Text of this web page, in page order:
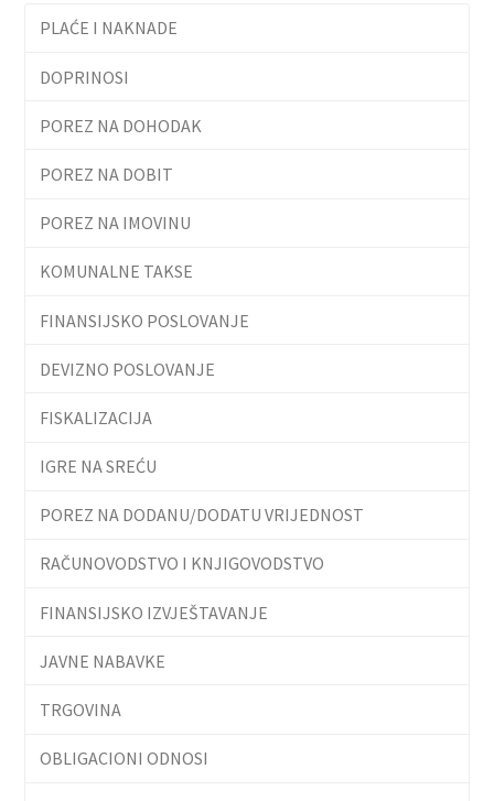
PLAĆE I NAKNADE
DOPRINOSI
POREZ NA DOHODAK
POREZ NA DOBIT
POREZ NA IMOVINU
KOMUNALNE TAKSE
FINANSIJSKO POSLOVANJE
DEVIZNO POSLOVANJE
FISKALIZACIJA
IGRE NA SREĆU
POREZ NA DODANU/DODATU VRIJEDNOST
RAČUNOVODSTVO I KNJIGOVODSTVO
FINANSIJSKO IZVJEŠTAVANJE
JAVNE NABAVKE
TRGOVINA
OBLIGACIONI ODNOSI